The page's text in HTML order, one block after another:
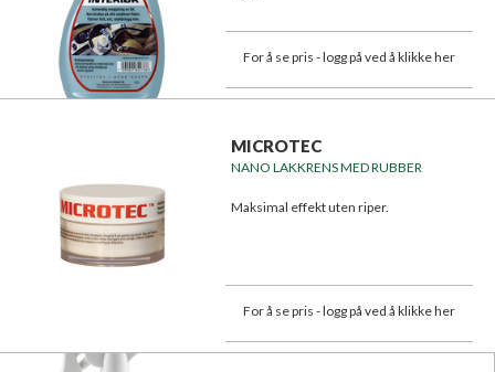
For å se pris - logg på ved å klikke her
MICROTEC
NANO LAKKRENS MED RUBBER
Maksimal effekt uten riper.
For å se pris - logg på ved å klikke her